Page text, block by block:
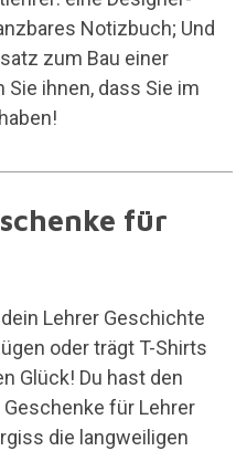
Notizbuch; Und
zum Bau einer
ihnen, dass Sie im
für
Lehrer Geschichte
oder trägt T-Shirts
Glück! Du hast den
für Lehrer
die langweiligen